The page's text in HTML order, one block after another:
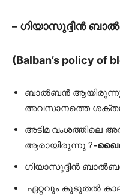
– ഗിയാസുദ്ദീന്‍
(Balban’s policy of
ബാൽബൻ ആയിരുന്നു
അവസാനത്തെ
അടിമ വംശത്തിലെ
ആരായിരുന്നു ?-
ഗിയാസുദ്ദീന്‍
ഏറ്റവും കൂടുതൽ കാലം